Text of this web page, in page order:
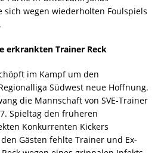
sich wegen wiederholten Foulspiels
erkrankten Trainer Reck
im Kampf um den
Südwest neue Hoffnung.
die Mannschaft von SVE-Trainer
Spieltag den früheren
Konkurrenten Kickers
Gästen fehlte Trainer und Ex-